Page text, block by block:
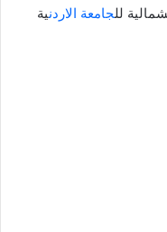
للجامعة الاردنية